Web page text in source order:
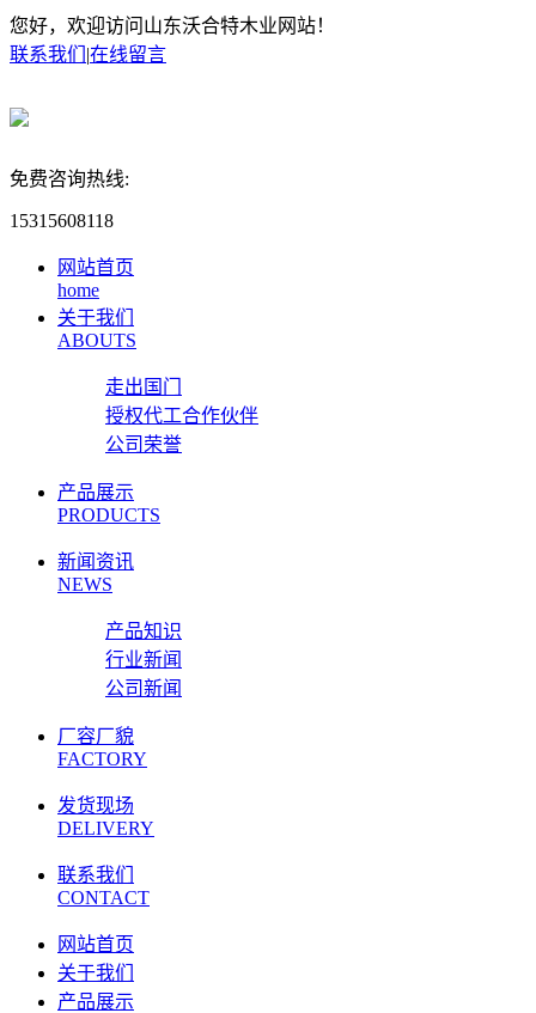
您好，欢迎访问山东沃合特木业网站！
联系我们 |在线留言
免费咨询热线:
15315608118
网站首页
home
关于我们
ABOUTS
走出国门
授权代工合作伙伴
公司荣誉
产品展示
PRODUCTS
新闻资讯
NEWS
产品知识
行业新闻
公司新闻
厂容厂貌
FACTORY
发货现场
DELIVERY
联系我们
CONTACT
网站首页
关于我们
产品展示